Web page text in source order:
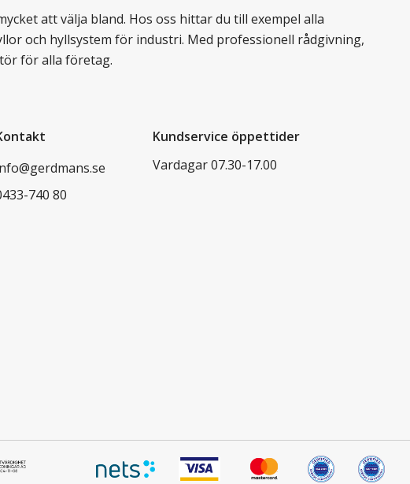
att välja bland. Hos oss hittar du till exempel alla
och hyllsystem för industri. Med professionell rådgivning,
för alla företag.
740 80
Kundservice öppettider
Vardagar 07.30-17.00